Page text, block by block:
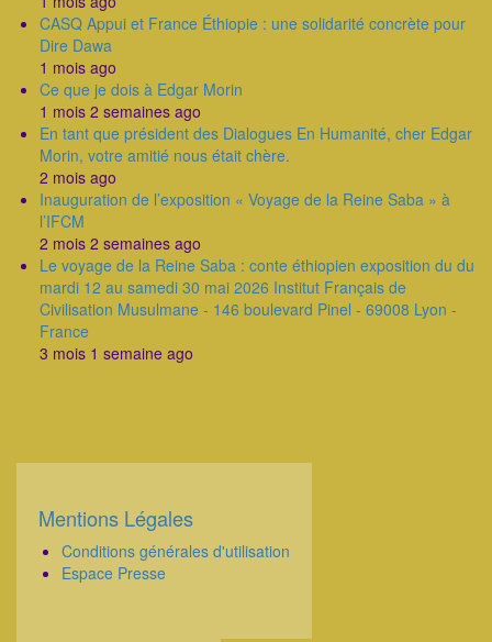
CASQ Appui et France Éthiopie : une solidarité concrète pour
Dire Dawa
1 mois ago
Ce que je dois à Edgar Morin
1 mois 2 semaines ago
En tant que président des Dialogues En Humanité, cher Edgar
Morin, votre amitié nous était chère.
2 mois ago
Inauguration de l’exposition « Voyage de la Reine Saba » à
l’IFCM
2 mois 2 semaines ago
Le voyage de la Reine Saba : conte éthiopien exposition du du
mardi 12 au samedi 30 mai 2026 Institut Français de
Civilisation Musulmane - 146 boulevard Pinel - 69008 Lyon -
France
3 mois 1 semaine ago
Corps
Mentions Légales
Conditions générales d'utilisation
Espace Presse